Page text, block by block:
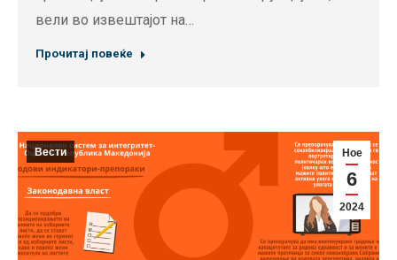
вели во извештајот на…
Прочитај повеќе
Ное
6
2024
Вести